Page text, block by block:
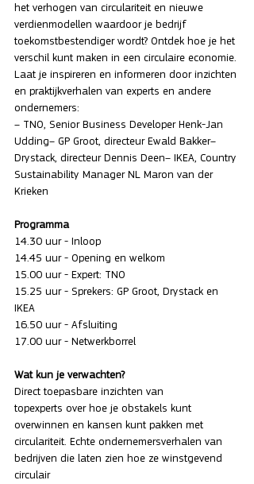
het verhogen van circulariteit en nieuwe
verdienmodellen waardoor je bedrijf
toekomstbestendiger wordt? Ontdek hoe je het
verschil kunt maken in een circulaire economie.
Laat je inspireren en informeren door inzichten
en praktijkverhalen van experts en andere
ondernemers:
– TNO, Senior Business Developer Henk-Jan
Udding– GP Groot, directeur Ewald Bakker–
Drystack, directeur Dennis Deen– IKEA, Country
Sustainability Manager NL Maron van der
Krieken
Programma
14.30 uur - Inloop
14.45 uur - Opening en welkom
15.00 uur - Expert: TNO
15.25 uur - Sprekers: GP Groot, Drystack en
IKEA
16.50 uur - Afsluiting
17.00 uur - Netwerkborrel
Wat kun je verwachten?
Direct toepasbare inzichten van
topexperts over hoe je obstakels kunt
overwinnen en kansen kunt pakken met
circulariteit. Echte ondernemersverhalen van
bedrijven die laten zien hoe ze winstgevend
circulair